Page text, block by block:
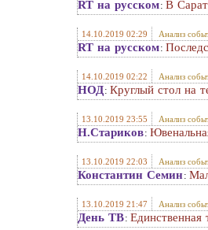
RT на русском: В
14.10.2019 02:29 Анализ
RT на русском:
14.10.2019 02:22 Анализ
НОД: Круглый стол на
13.10.2019 23:55 Анализ
Н.Стариков:
13.10.2019 22:03 Анализ
Константин Семин:
13.10.2019 21:47 Анализ
День ТВ: